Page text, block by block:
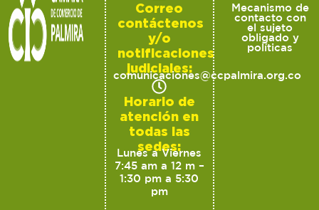
Correo
contáctenos
y/o
notificaciones
judiciales:
comunicaciones@ccpalmira.org.co
Horario de
atención en
todas las
sedes:
Lunes a Viernes
7:45 am a 12 m –
1:30 pm a 5:30
pm
Mecanismo de
contacto con
el sujeto
obligado y
políticas